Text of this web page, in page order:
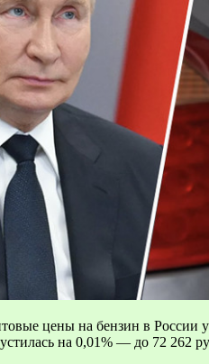
цены на бензин в
на 0,01% — до 72 262